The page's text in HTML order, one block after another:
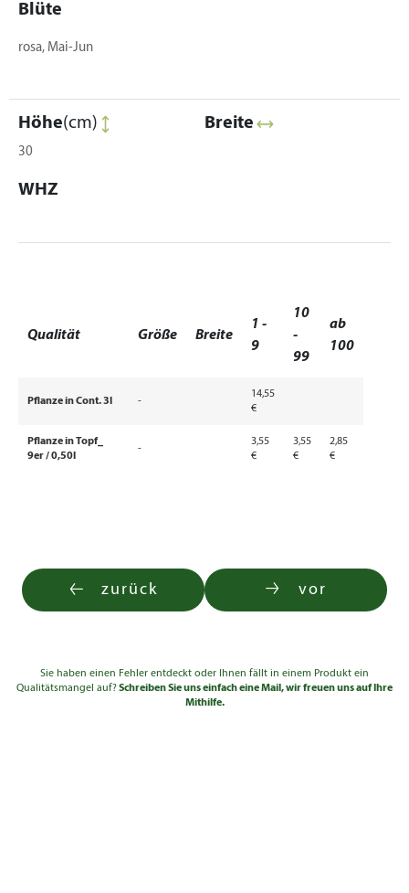
Blüte
rosa, Mai-Jun
Höhe(cm)
30
Breite
WHZ
Qualität Größe Breite
1 -
9
10
-
99
ab
100
Pflanze in Cont. 3l -
14,55
€
Pflanze in Topf_
9er / 0,50l
-
3,55
€
3,55
€
2,85
€
zurück vor
Sie haben einen Fehler entdeckt oder Ihnen fällt in einem Produkt ein
Qualitätsmangel auf?Schreiben Sie uns einfach eine Mail, wir freuen uns auf Ihre
Mithilfe.